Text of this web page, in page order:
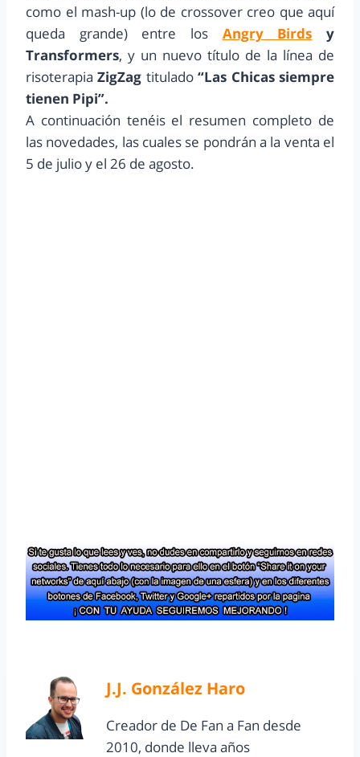
como el mash-up (lo de crossover creo que aquí
queda grande) entre los Angry Birds y
Transformers, y un nuevo título de la línea de
risoterapiaZigZag titulado“Las Chicas siempre
tienen Pipi”.
A continuación tenéis el resumen completo de
las novedades, las cuales se pondrán a la venta el
5 de julio y el 26 de agosto.
J.J. González Haro
Creador de De Fan a Fan desde
2010, donde lleva años